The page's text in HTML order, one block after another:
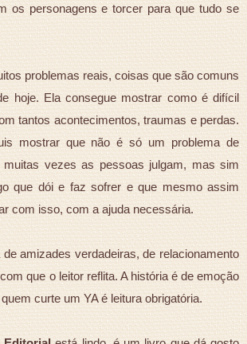
os personagens e torcer para que tudo se
problemas reais, coisas que são comuns
hoje. Ela consegue mostrar como é difícil
tantos acontecimentos, traumas e perdas.
mostrar que não é só um problema de
muitas vezes as pessoas julgam, mas sim
que dói e faz sofrer e que mesmo assim
com isso, com a ajuda necessária.
amizades verdadeiras, de relacionamento
que o leitor reflita. A história é de emoção
curte um YA é leitura obrigatória.